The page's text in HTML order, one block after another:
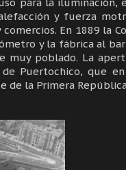
y fuerza
En 1889 la
y la fábrica al
muy poblado. La
Puertochico, que
de la Primera